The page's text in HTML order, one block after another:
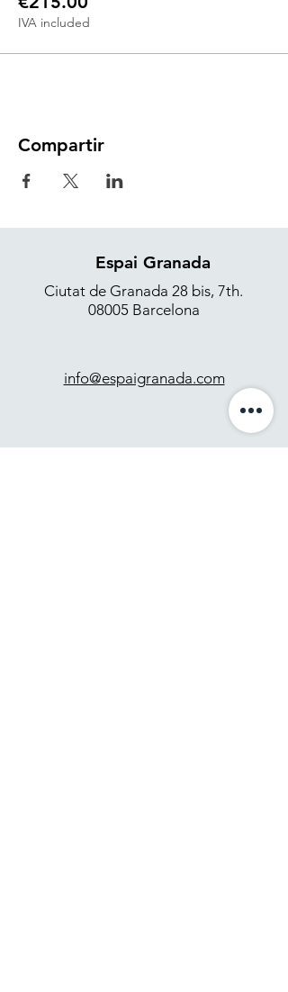
IVA included
Compartir
Espai Granada
Ciutat de Granada 28 bis, 7th.
08005 Barcelona
info@espaigranada.com